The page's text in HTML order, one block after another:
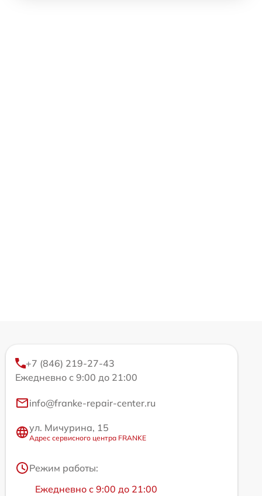
+7 (846) 219-27-43
Ежедневно с 9:00 до 21:00
info@franke-repair-center.ru
ул. Мичурина, 15
Адрес сервисного центра FRANKE
Режим работы:
Ежедневно с 9:00 до 21:00